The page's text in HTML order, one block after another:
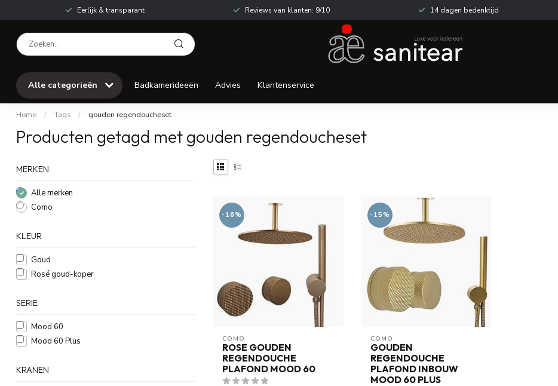
Eerlijk & transparant Reviews van klanten: 9/10 14 dagen bedenktijd
Alle categorieën Badkamerideeën Advies Klantenservice
Home / Tags / gouden regendoucheset
Producten getagd met gouden regendoucheset
MERKEN
Alle merken
Como
KLEUR
Goud
Rosé goud-koper
SERIE
Mood 60
Mood 60 Plus
KRANEN
-16%
COMO
ROSE GOUDEN
REGENDOUCHE
PLAFOND MOOD 60
-15%
COMO
GOUDEN
REGENDOUCHE
PLAFOND INBOUW
MOOD 60 PLUS